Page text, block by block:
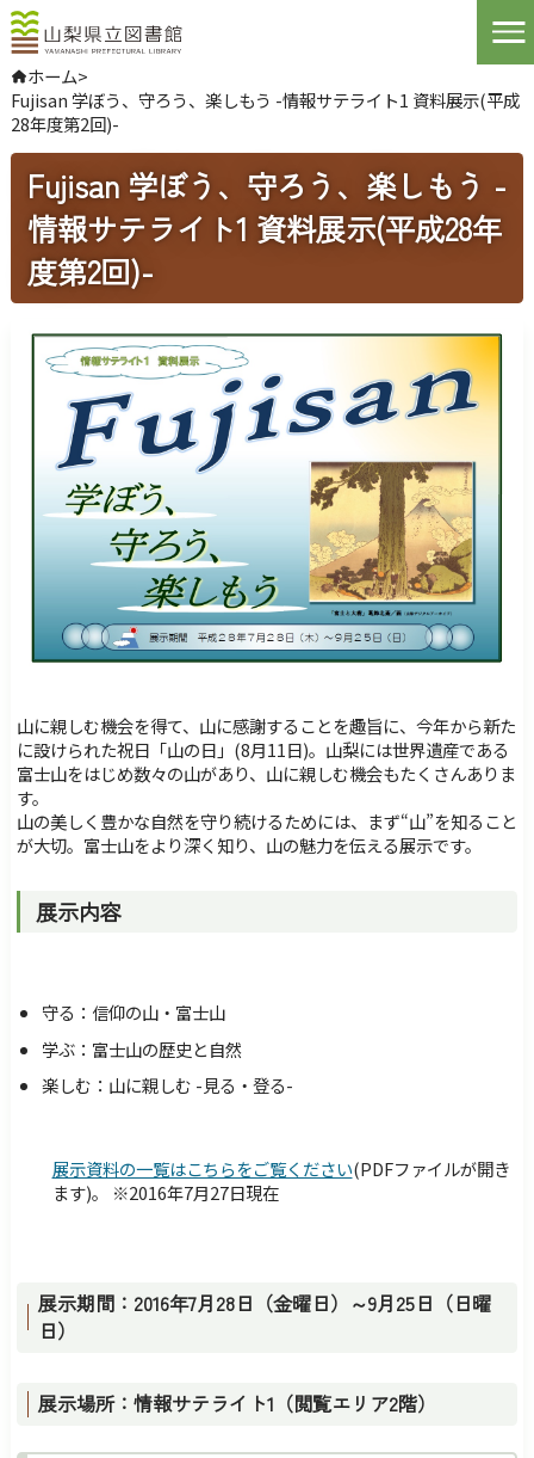
Open
やさしい日本語
よくある質問
お問い合わせ
ログインする
背景色指定
標準
ふりがな
表示
読み上げ
障害のある方へ
交通・アクセス
サイトマップ
Foreign Language
検索
ホーム>
Fujisan 学ぼう、守ろう、楽しもう -情報サテライト1 資料展示(平成
28年度第2回)-
Fujisan 学ぼう、守ろう、楽しもう -
情報サテライト1 資料展示(平成28年
度第2回)-
山に親しむ機会を得て、山に感謝することを趣旨に、今年から新た
に設けられた祝日「山の日」(8月11日)。山梨には世界遺産である
富士山をはじめ数々の山があり、山に親しむ機会もたくさんありま
す。
山の美しく豊かな自然を守り続けるためには、まず“山”を知ること
が大切。富士山をより深く知り、山の魅力を伝える展示です。
展示内容
守る：信仰の山・富士山
学ぶ：富士山の歴史と自然
楽しむ：山に親しむ -見る・登る-
展示資料の一覧はこちらをご覧ください(PDFファイルが開き
ます)。 ※2016年7月27日現在
展示期間：2016年7月28日（金曜日）～9月25日（日曜
日）
展示場所：情報サテライト1（閲覧エリア2階）